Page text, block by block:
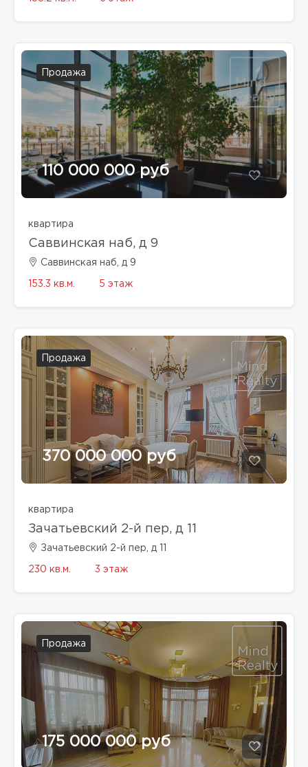
Продажа
110 000 000 руб
квартира
Саввинская наб, д 9
Саввинская наб, д 9
153.3 кв.м. 5 этаж
Продажа
370 000 000 руб
квартира
Зачатьевский 2-й пер, д 11
Зачатьевский 2-й пер, д 11
230 кв.м. 3 этаж
Продажа
175 000 000 руб